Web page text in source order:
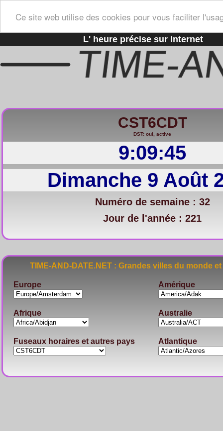
Ce site web utilise des cookies pour vous faciliter
L' heure précise sur Internet
CST6CDT
DST: oui, active
9:09:46
Dimanche 9 Août
Numéro de semaine : 32
Jour de l'année : 221
TIME-AND-DATE.NET : Grandes villes du
Europe Amérique
Afrique Australie
Fuseaux horaires et autres pays Atlantique